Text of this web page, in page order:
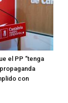
el PP “tenga
con